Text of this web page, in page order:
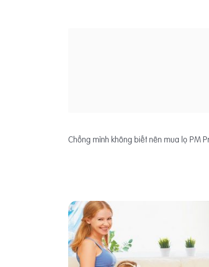
Chồng mình không biết nên mua lọ PM